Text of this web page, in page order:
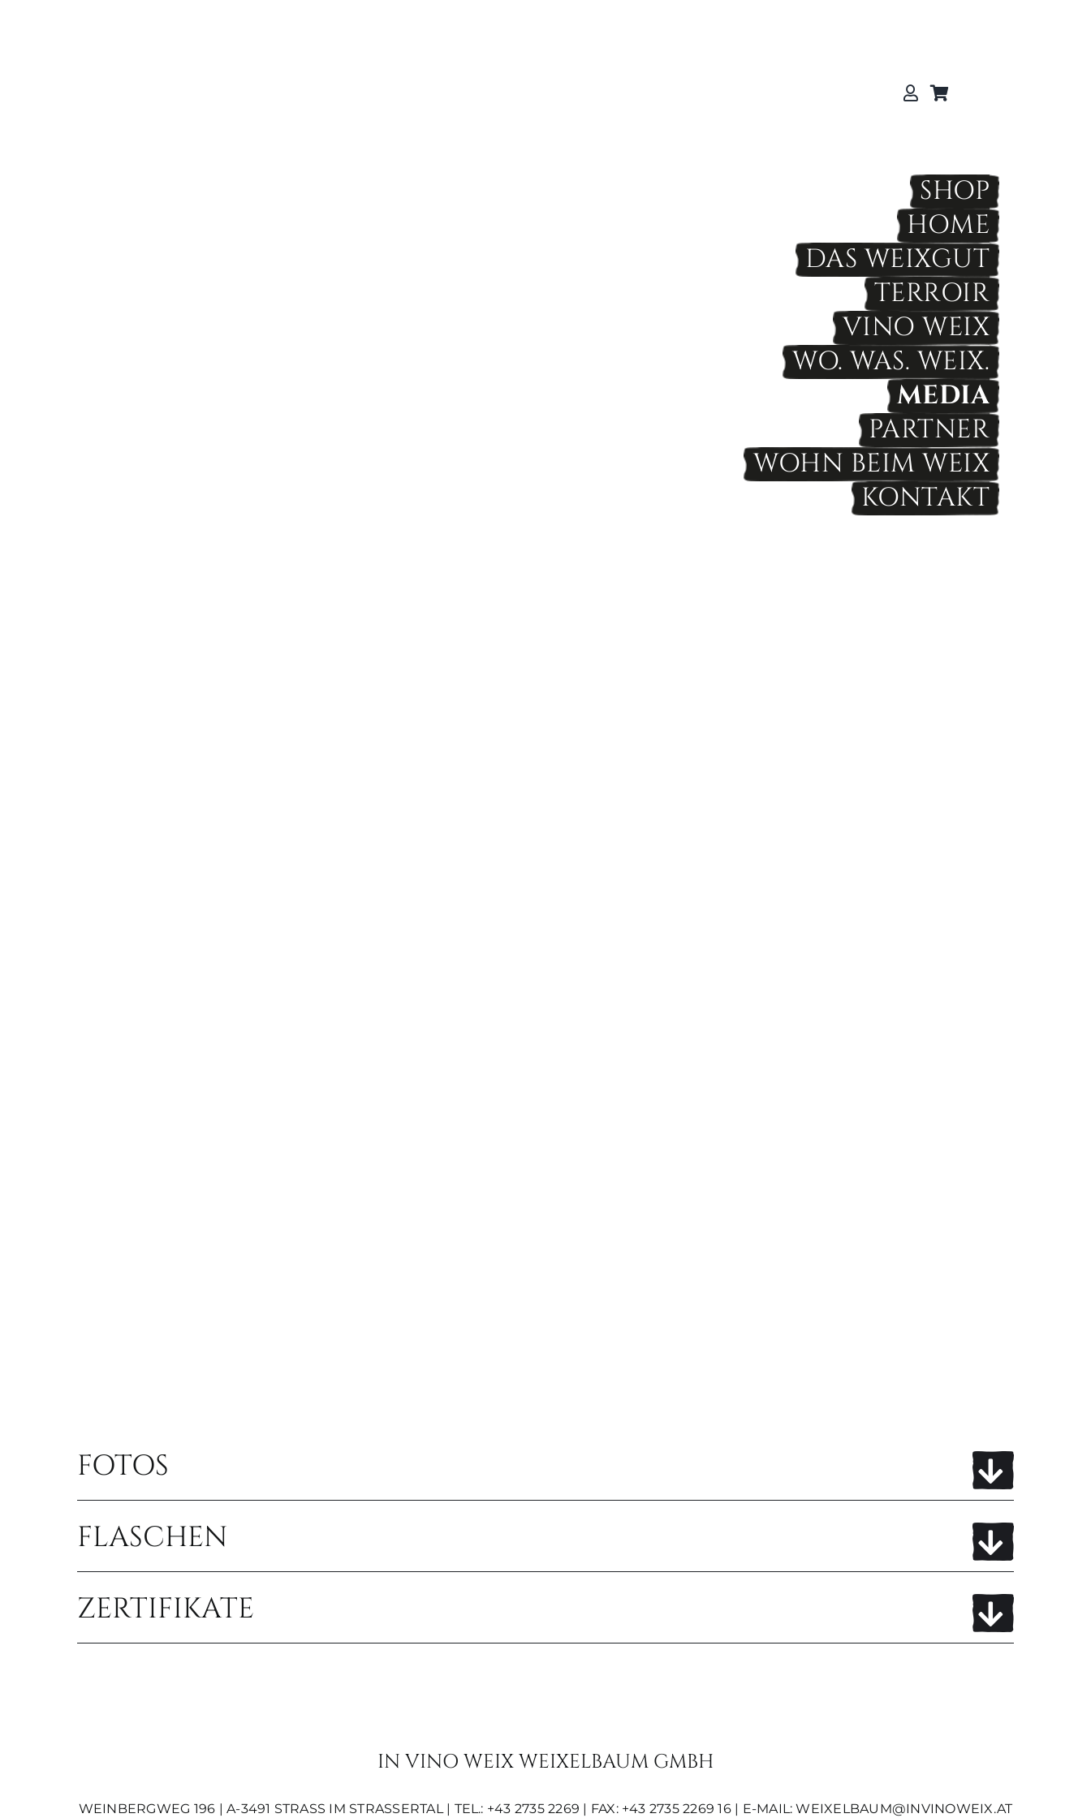
SHOP
HOME
DAS WEIXGUT
TERROIR
VINO WEIX
WO. WAS. WEIX.
MEDIA
PARTNER
WOHN BEIM WEIX
KONTAKT
FOTOS
FLASCHEN
ZERTIFIKATE
IN VINO WEIX WEIXELBAUM GMBH
WEINBERGWEG 196 | A-3491 STRASS IM STRASSERTAL | TEL.: +43 2735 2269 | FAX: +43 2735 2269 16 | E-MAIL: WEIXELBAUM@INVINOWEIX.AT